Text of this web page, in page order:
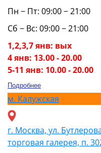
Пн − Пт: 09:00 − 21:00
Сб − Вс: 09:00 − 21:00
1,2,3,7 янв: вых
4 янв: 13.00 - 20.00
5-11 янв: 10.00 - 20.00
Подробнее
м. Калужская
г. Москва, ул.
торговая галерея, п.